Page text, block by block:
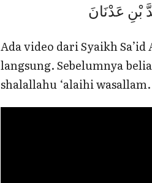
Ada video dari Syaikh
langsung. Sebelumnya
shalallahu ‘alaihi wasallam.